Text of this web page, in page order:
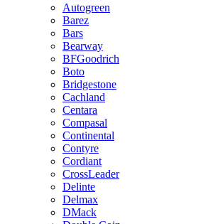
Autogreen
Barez
Bars
Bearway
BFGoodrich
Boto
Bridgestone
Cachland
Centara
Compasal
Continental
Contyre
Cordiant
CrossLeader
Delinte
Delmax
DMack